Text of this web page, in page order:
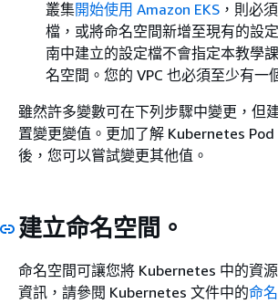
叢集開始使用 Amazon EKS ，則必
檔，或將命名空間新增至現有的設
南中建立的設定檔不會指定本教學
名空間。您的 VPC 也必須至少有一
雖然許多變數可在下列步驟中變更，但
置變更變值。更加了解 Kubernetes
後，您可以嘗試變更其他值。
建立命名空間。
命名空間可讓您將 Kubernetes 中的資
資訊，請參閱 Kubernetes 文件中的命